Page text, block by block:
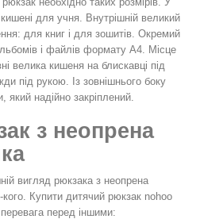
кишені для учня. Внутрішній великий
для книг і для зошитів. Окремий
і файлів формату А4. Місце
велика кишеня на блискавці під
під рукою. Із зовнішнього боку
надійно закріплений.
з неопрена
вигляд рюкзака з неопрена
Купити дитячий рюкзак nohoo
перед іншими: